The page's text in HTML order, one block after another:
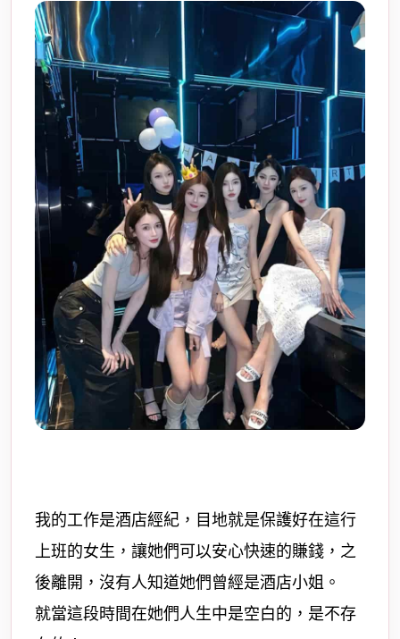
我的工作是酒店經紀，目地就是保護好在這行
上班的女生，讓她們可以安心快速的賺錢，之
後離開，沒有人知道她們曾經是酒店小姐。
就當這段時間在她們人生中是空白的，是不存